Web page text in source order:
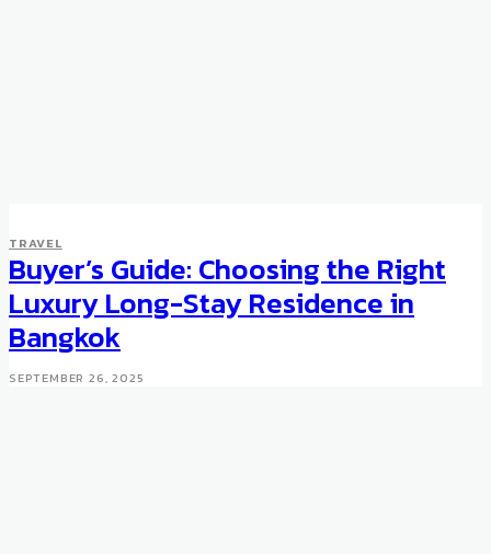
TRAVEL
Buyer’s Guide: Choosing the Right
Luxury Long-Stay Residence in
Bangkok
SEPTEMBER 26, 2025